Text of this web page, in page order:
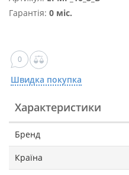
Гарантія: 0 міс.
0
Швидка покупка
Характеристики
Бренд
Країна